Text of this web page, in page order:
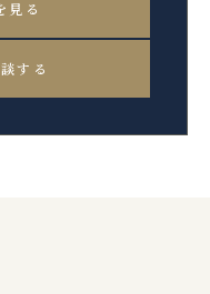
見る
する